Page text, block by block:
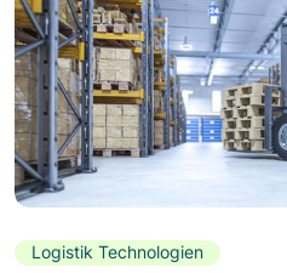
Logistik Technologien